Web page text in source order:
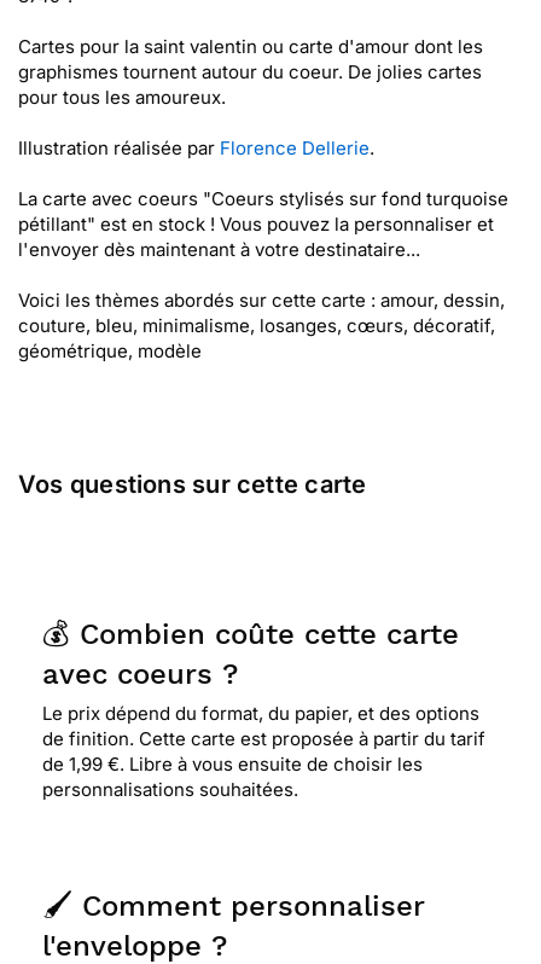
Cartes pour la saint valentin ou carte d'amour dont les
graphismes tournent autour du coeur. De jolies cartes
pour tous les amoureux.
Illustration réalisée par Florence Dellerie.
La carte avec coeurs "Coeurs stylisés sur fond turquoise
pétillant" est en stock ! Vous pouvez la personnaliser et
l'envoyer dès maintenant à votre destinataire...
Voici les thèmes abordés sur cette carte : amour, dessin,
couture, bleu, minimalisme, losanges, cœurs, décoratif,
géométrique, modèle
Vos questions sur cette carte
💰 Combien coûte cette carte
avec coeurs ?
Le prix dépend du format, du papier, et des options
de finition. Cette carte est proposée à partir du tarif
de 1,99 €. Libre à vous ensuite de choisir les
personnalisations souhaitées.
🖌️ Comment personnaliser
l'enveloppe ?